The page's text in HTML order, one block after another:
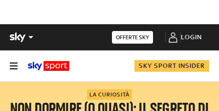
OFFERTE SKY LOGIN
SKY SPORT INSIDER
LA CURIOSITÀ